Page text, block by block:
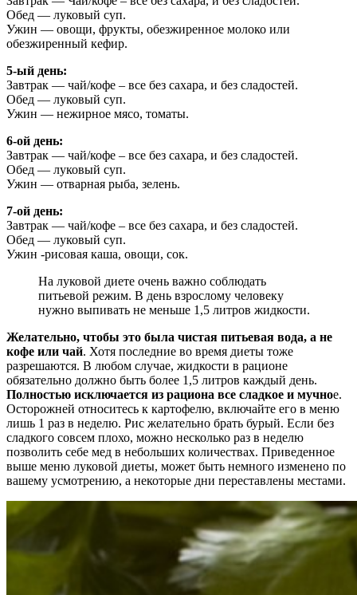
Обед — луковый суп.
Ужин — овощи, фрукты, обезжиренное молоко или
обезжиренный кефир.
5-ый день:
Завтрак — чай/кофе – все без сахара, и без сладостей.
Обед — луковый суп.
Ужин — нежирное мясо, томаты.
6-ой день:
Завтрак — чай/кофе – все без сахара, и без сладостей.
Обед — луковый суп.
Ужин — отварная рыба, зелень.
7-ой день:
Завтрак — чай/кофе – все без сахара, и без сладостей.
Обед — луковый суп.
Ужин -рисовая каша, овощи, сок.
На луковой диете очень важно соблюдать
питьевой режим. В день взрослому человеку
нужно выпивать не меньше 1,5 литров жидкости.
Желательно, чтобы это была чистая питьевая вода, а не
кофе или чай. Хотя последние во время диеты тоже
разрешаются. В любом случае, жидкости в рационе
обязательно должно быть более 1,5 литров каждый день.
Полностью исключается из рациона все сладкое и мучное.
Осторожней относитесь к картофелю, включайте его в меню
лишь 1 раз в неделю. Рис желательно брать бурый. Если без
сладкого совсем плохо, можно несколько раз в неделю
позволить себе мед в небольших количествах. Приведенное
выше меню луковой диеты, может быть немного изменено по
вашему усмотрению, а некоторые дни переставлены местами.